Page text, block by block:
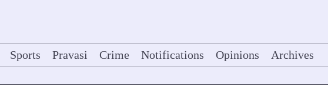
Sports Pravasi Crime Notifications Opinions Archives